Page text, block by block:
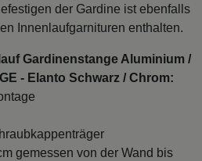
der Gardine ist ebenfalls
Innenlaufgarnituren enthalten.
Gardinenstange Aluminium /
- Elanto Schwarz / Chrom:
gemessen von der Wand bis